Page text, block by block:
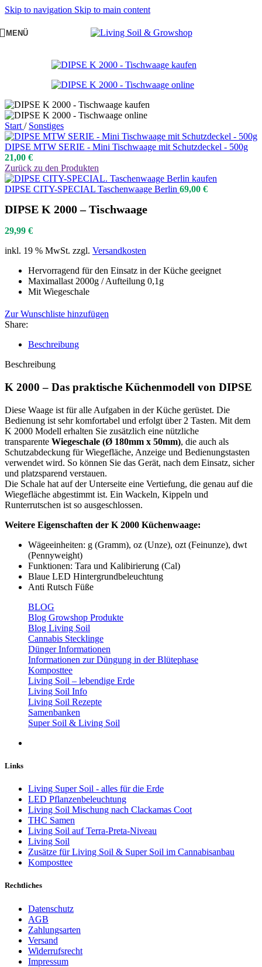
Skip to navigation Skip to main content
MENÜ
Start / Sonstiges
DIPSE MTW SERIE - Mini Tischwaage mit Schutzdeckel - 500g
21,00 €
Zurück zu den Produkten
DIPSE CITY-SPECIAL Taschenwaage Berlin 69,00 €
DIPSE K 2000 – Tischwaage
29,99 €
inkl. 19 % MwSt. zzgl. Versandkosten
Hervorragend für den Einsatz in der Küche geeignet
Maximallast 2000g / Aufteilung 0,1g
Mit Wiegeschale
Zur Wunschliste hinzufügen
Share:
Beschreibung
Beschreibung
K 2000 – Das praktische Küchenmodell von DIPSE
Diese Waage ist für alle Aufgaben in der Küche gerüstet. Die
Bedienung ist sehr komfortabel und erfolgt über 2 Tasten. Mit dem
K 2000 Modell erhalten Sie zusätzlich eine nützliche
transparente Wiegeschale (Ø 180mm x 50mm), die auch als
Schutzabdeckung für Wiegefläche, Anzeige und Bedienungstasten
verwendet wird. So können Sie das Gerät, nach dem Einsatz, sicher
und platzsparend verstauen.
Die Schale hat auf der Unterseite eine Vertiefung, die genau auf die
Wiegefläche abgestimmt ist. Ein Wackeln, Kippeln und
Runterrutschen ist so ausgeschlossen.
Weitere Eigenschaften der K 2000 Küchenwaage:
Wägeeinheiten: g (Gramm), oz (Unze), ozt (Feinunze), dwt
(Pennyweight)
Funktionen: Tara und Kalibirierung (Cal)
Blaue LED Hintergrundbeleuchtung
Anti Rutsch Füße
BLOG
Blog Growshop Produkte
Blog Living Soil
Cannabis Stecklinge
Dünger Informationen
Informationen zur Düngung in der Blütephase
Komposttee
Living Soil – lebendige Erde
Living Soil Info
Living Soil Rezepte
Samenbanken
Super Soil & Living Soil
Links
Living Super Soil - alles für die Erde
LED Pflanzenbeleuchtung
Living Soil Mischung nach Clackamas Coot
THC Samen
Living Soil auf Terra-Preta-Niveau
Living Soil
Zusätze für Living Soil & Super Soil im Cannabisanbau
Komposttee
Rechtliches
Datenschutz
AGB
Zahlungsarten
Versand
Widerrufsrecht
Impressum